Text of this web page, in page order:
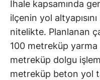
İhale kapsamında
ilçenin yol
nitelikte. Planlanan
100 metreküp yarma
metreküp dolgu
metreküp beton yol